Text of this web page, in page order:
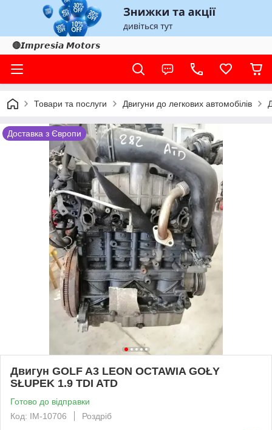
🔴𝙄𝙢𝙥𝙧𝙚𝙨𝙞𝙖 𝙈𝙤𝙩𝙤𝙧𝙨
Товари та послуги Двигуни до легкових автомобілів
Доставка з Європи
Двигун GOLF A3 LEON OCTAWIA GOŁY
SŁUPEK 1.9 TDI ATD
Готово до відправки
Код: IM-10706
Роздріб